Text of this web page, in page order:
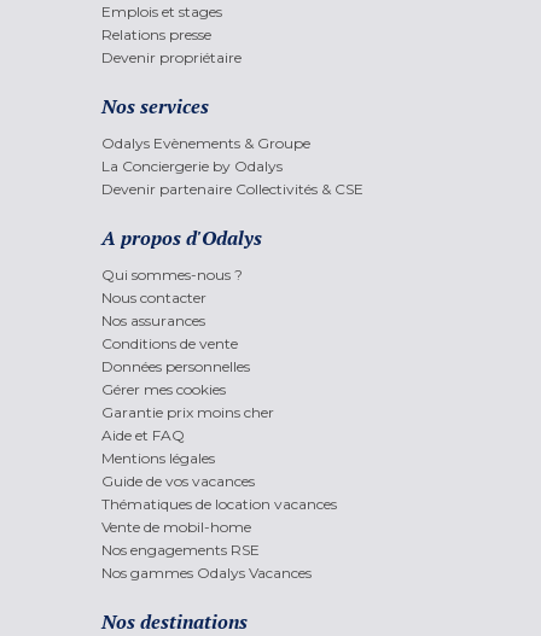
Emplois et stages
Relations presse
Devenir propriétaire
Nos services
Odalys Evènements & Groupe
La Conciergerie by Odalys
Devenir partenaire Collectivités & CSE
A propos d'Odalys
Qui sommes-nous ?
Nous contacter
Nos assurances
Conditions de vente
Données personnelles
Gérer mes cookies
Garantie prix moins cher
Aide et FAQ
Mentions légales
Guide de vos vacances
Thématiques de location vacances
Vente de mobil-home
Nos engagements RSE
Nos gammes Odalys Vacances
Nos destinations